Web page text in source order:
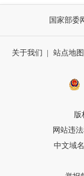
国家部委
关于我们 | 站点地图
网站违
中文域